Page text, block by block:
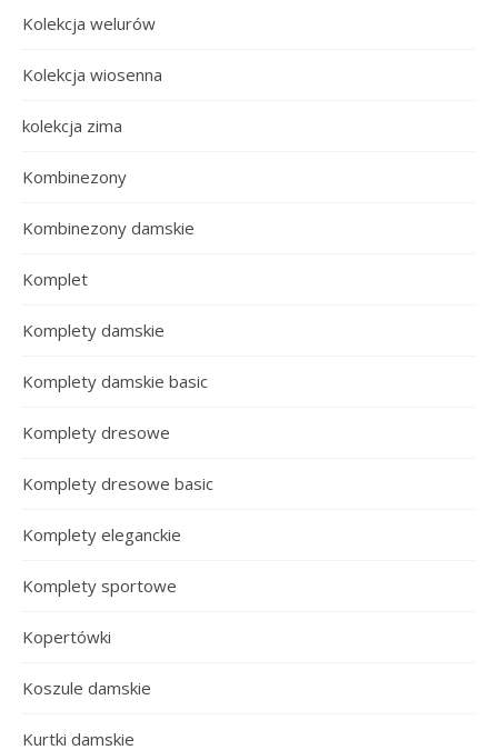
Kolekcja welurów
Kolekcja wiosenna
kolekcja zima
Kombinezony
Kombinezony damskie
Komplet
Komplety damskie
Komplety damskie basic
Komplety dresowe
Komplety dresowe basic
Komplety eleganckie
Komplety sportowe
Kopertówki
Koszule damskie
Kurtki damskie